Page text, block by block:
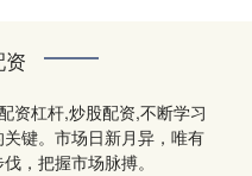
资杠杆,炒股配资,不断学习
键。市场日新月异，唯有
，把握市场脉搏。